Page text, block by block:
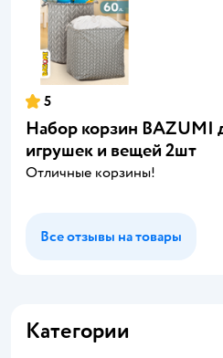
5
Набор корзин BAZUMI
игрушек и вещей 2шт
Отличные корзины!
Все отзывы на товары
Категории